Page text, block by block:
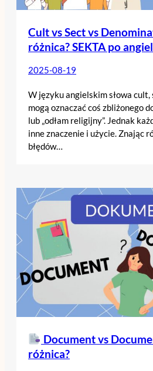
Cult vs Sect vs
różnica? SEKTA po
2025-08-19
W języku angielskim słowa
mogą oznaczać coś zbliżonego
lub „odłam religijny”. Jednak
inne znaczenie i użycie. Znając
błędów…
Document vs
różnica?